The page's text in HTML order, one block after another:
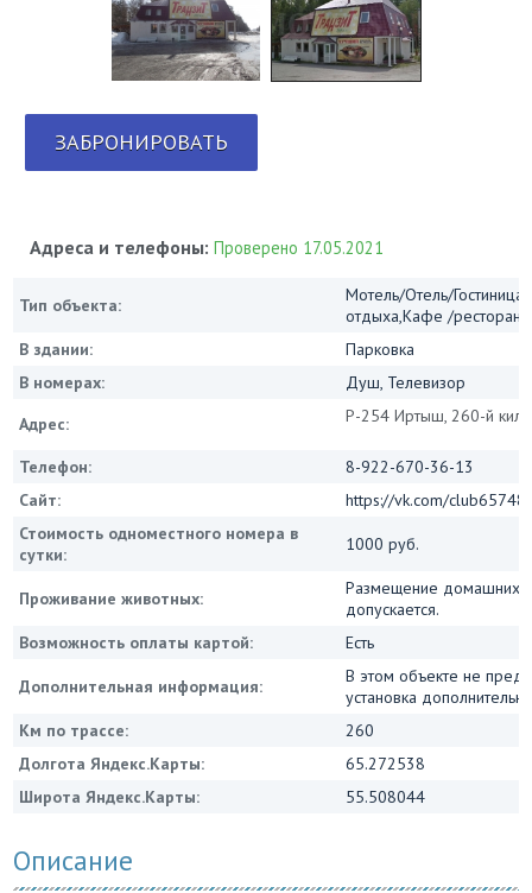
ЗАБРОНИРОВАТЬ
Адреса и телефоны:Проверено 17.05.2021
Тип объекта:
Мотель/Отель/
отдыха,Кафе /рестораны
В здании:
Парковка
В номерах:
Душ, Телевизор
Адрес:
Р-254 Иртыш, 260-й
Телефон:
8-922-670-36-13
Сайт:
https://vk.com/
Стоимость одноместного номера в
сутки:
1000 руб.
Проживание животных:
Размещение домашних
допускается.
Возможность оплаты картой:
Есть
Дополнительная информация:
В этом объекте не
установка
Км по трассе:
260
Долгота Яндекс.Карты:
65.272538
Широта Яндекс.Карты:
55.508044
Описание